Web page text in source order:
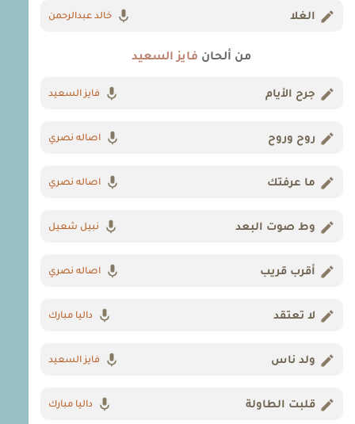
الغلا خالد عبدالرحمن
من ألحان فايز السعيد
جرح الأيام فايز السعيد
روح وروح اصاله نصري
ما عرفتك اصاله نصري
وط صوت البعد نبيل شعيل
أقرب قريب اصاله نصري
لا تعتقد داليا مبارك
ولد ناس فايز السعيد
قلبت الطاولة داليا مبارك